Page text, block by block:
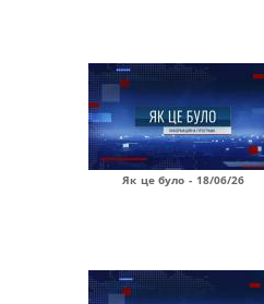
Як це було - 18/06/26